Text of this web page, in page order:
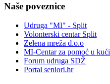
Naše poveznice
Udruga "MI" - Split
Volonterski centar Split
Zelena mreža d.o.o
MI-Centar za pomoć u kući
Forum udruga SDŽ
Portal seniori.hr